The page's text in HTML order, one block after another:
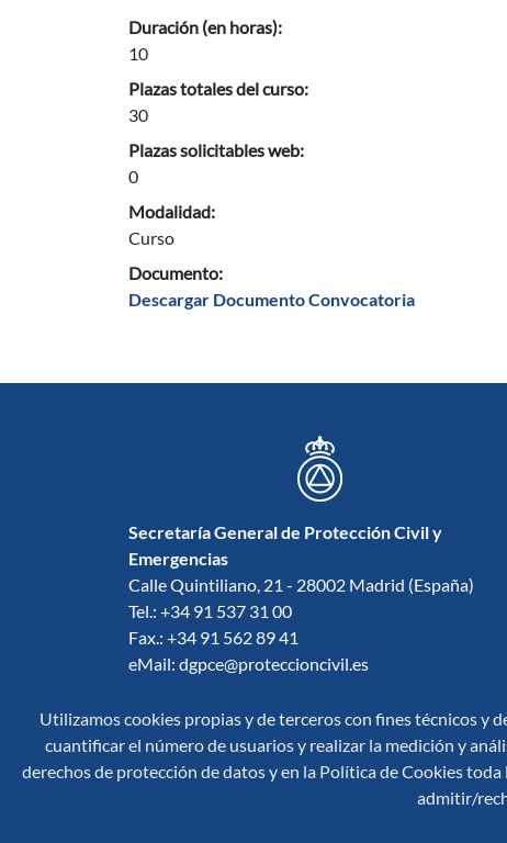
Duración (en horas):
10
Plazas totales del curso:
30
Plazas solicitables web:
0
Modalidad:
Curso
Documento:
Descargar Documento Convocatoria
Secretaría General de Protección Civil y
Emergencias
Calle Quintiliano, 21 - 28002 Madrid (España)
Tel.: +34 91 537 31 00
Fax.: +34 91 562 89 41
eMail: dgpce@proteccioncivil.es
Tel.: +34 670 834 520
Escuela Nacional de Protección Civil
Autovía A-3 Madrid-Valencia Km. 19 Camino
Utilizamos cookies propias y de terceros con fines técnicos y
cuantificar el número de usuarios y realizar la medición y
derechos de protección de datos y en la Política de Cookies
admitir/